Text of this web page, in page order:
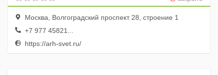
Москва, Волгоградский проспект 28, строение 1
+7 977 45821...
https://arh-svet.ru/